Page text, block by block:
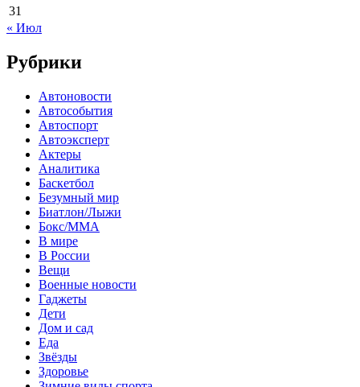
31
« Июл
Рубрики
Автоновости
Автособытия
Автоспорт
Автоэксперт
Актеры
Аналитика
Баскетбол
Безумный мир
Биатлон/Лыжи
Бокс/MMA
В мире
В России
Вещи
Военные новости
Гаджеты
Дети
Дом и сад
Еда
Звёзды
Здоровье